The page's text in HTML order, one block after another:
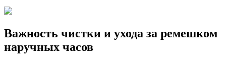
Важность чистки и ухода за ремешком
наручных часов